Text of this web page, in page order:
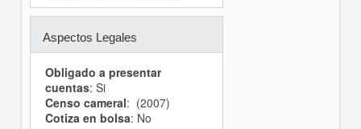
Aspectos Legales
Obligado a presentar
cuentas: Si
Censo cameral: (2007)
Cotiza en bolsa: No